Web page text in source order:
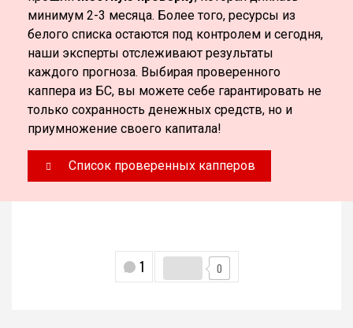
минимум 2-3 месяца. Более того, ресурсы из
белого списка остаются под контролем и сегодня,
наши эксперты отслеживают результаты
каждого прогноза. Выбирая проверенного
каппера из БС, вы можете себе гарантировать не
только сохранность денежных средств, но и
приумножение своего капитала!
Список проверенных капперов
1 0